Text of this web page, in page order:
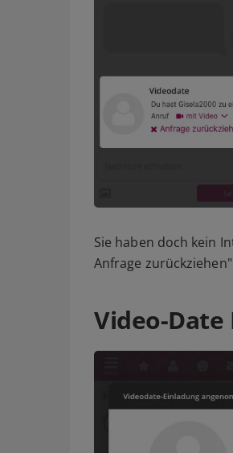
Sie haben doch kein
Anfrage
Video-